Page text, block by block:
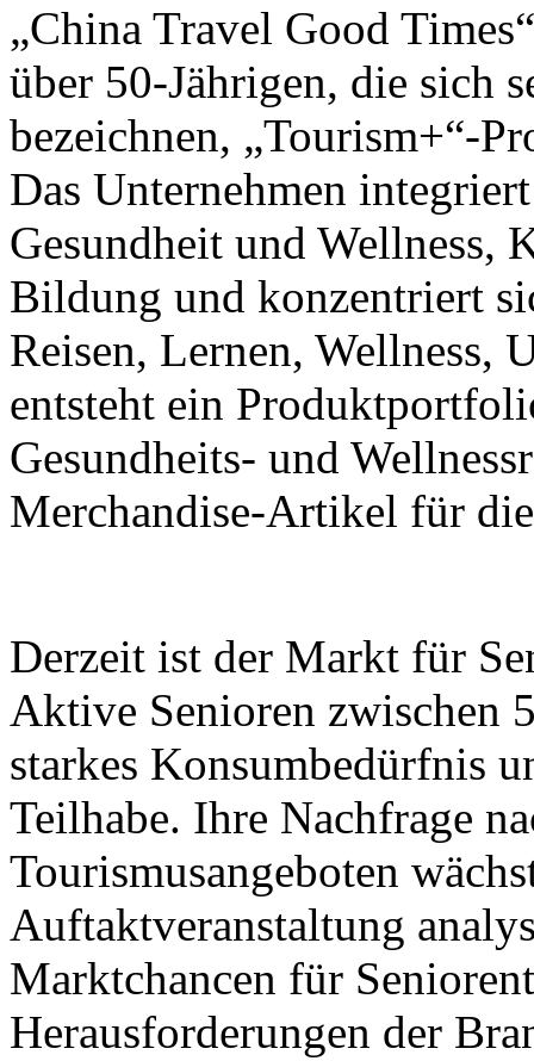
„China Travel Good
über 50-Jährigen, die sich
bezeichnen, „Tourism+“-
Das Unternehmen
Gesundheit und Wellness,
Bildung und konzentriert
Reisen, Lernen, Wellness,
entsteht ein
Gesundheits- und
Merchandise-Artikel für
Derzeit ist der Markt für
Aktive Senioren zwischen
starkes Konsumbedürfnis
Teilhabe. Ihre Nachfrage
Tourismusangeboten
Auftaktveranstaltung
Marktchancen für
Herausforderungen der